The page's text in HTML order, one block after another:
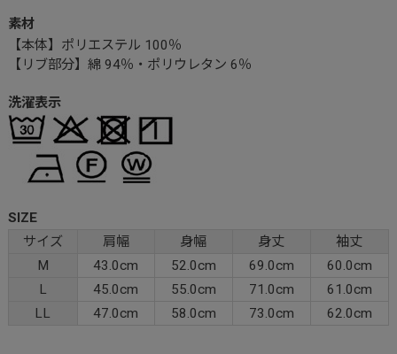
素材
【本体】ポリエステル 100％
【リブ部分】綿 94％・ポリウレタン 6％
洗濯表示
SIZE
サイズ
肩幅 身幅 身丈
袖丈
M
43.0cm 52.0cm 69.0cm
60.0cm
L
45.0cm 55.0cm 71.0cm
61.0cm
LL
47.0cm 58.0cm 73.0cm 62.0cm